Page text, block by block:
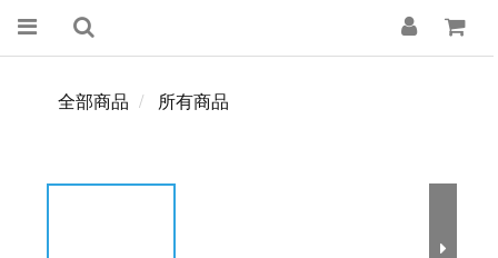
全部商品 所有商品